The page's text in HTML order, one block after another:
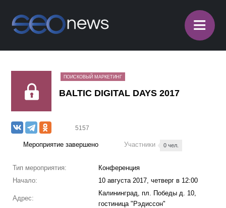
≡
ПОИСКОВЫЙ МАРКЕТИНГ
BALTIC DIGITAL DAYS 2017
5157
Мероприятие завершено Участники 0 чел.
Тип мероприятия:
Конференция
Начало:
10 августа 2017, четверг в 12:00
Адрес:
Калининград, пл. Победы д. 10,
гостиница "Рэдиссон"